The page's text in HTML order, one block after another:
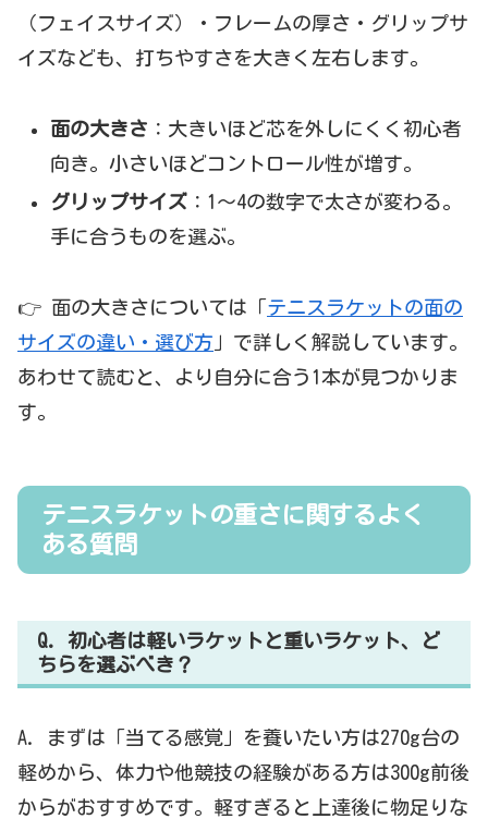
（フェイスサイズ）・フレームの厚さ・グリップサ
イズなども、打ちやすさを大きく左右します。
面の大きさ ：大きいほど芯を外しにくく初心者
向き。小さいほどコントロール性が増す。
グリップサイズ：1〜4の数字で太さが変わる。
手に合うものを選ぶ。
👉 面の大きさについては「テニスラケットの面の
サイズの違い・選び方 」で詳しく解説しています。
あわせて読むと、より自分に合う1本が見つかりま
す。
テニスラケットの重さに関するよく
ある質問
Q. 初心者は軽いラケットと重いラケット、ど
ちらを選ぶべき？
A. まずは「当てる感覚」を養いたい方は270g台の
軽めから、体力や他競技の経験がある方は300g前後
からがおすすめです。軽すぎると上達後に物足りな